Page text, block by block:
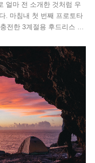
얼마 전 소개한 것처럼 우
. 마침내 첫 번째 프로토타
전한 3계절용 후드리스 침